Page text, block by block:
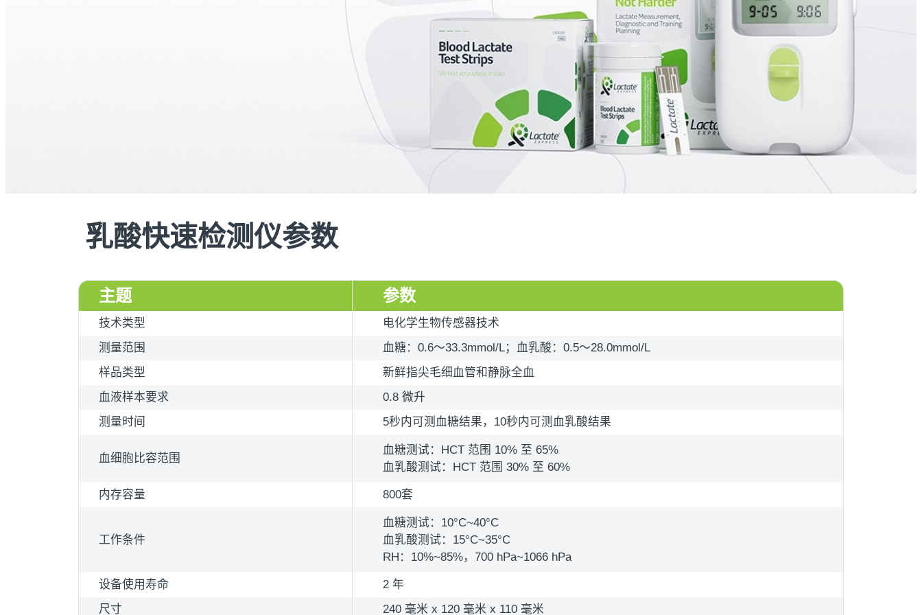
乳酸快速检测仪参数
主题 参数
技术类型
电化学生物传感器技术
测量范围
血糖：0.6～33.3mmol/L；血乳酸：0.5～28.0mmol/L
样品类型
新鲜指尖毛细血管和静脉全血
血液样本要求
0.8 微升
测量时间
5秒内可测血糖结果，10秒内可测血乳酸结果
血细胞比容范围
血糖测试：HCT 范围 10% 至 65%
血乳酸测试：HCT 范围 30% 至 60%
内存容量 800套
工作条件
血糖测试：10°C~40°C
血乳酸测试：15°C~35°C
RH：10%~85%，700 hPa~1066 hPa
设备使用寿命
2 年
尺寸
240 毫米 x 120 毫米 x 110 毫米